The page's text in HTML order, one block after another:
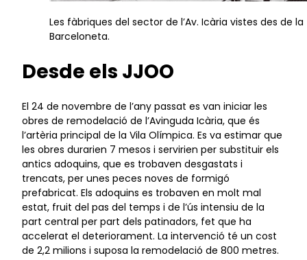
Les fàbriques del sector de l’Av. Icària vistes des de la
Barceloneta.
Desde els JJOO
El 24 de novembre de l’any passat es van iniciar les
obres de remodelació de l’Avinguda Icària, que és
l’artèria principal de la Vila Olímpica. Es va estimar que
les obres durarien 7 mesos i servirien per substituir els
antics adoquins, que es trobaven desgastats i
trencats, per unes peces noves de formigó
prefabricat. Els adoquins es trobaven en molt mal
estat, fruit del pas del temps i de l’ús intensiu de la
part central per part dels patinadors, fet que ha
accelerat el deteriorament. La intervenció té un cost
de 2,2 milions i suposa la remodelació de 800 metres.